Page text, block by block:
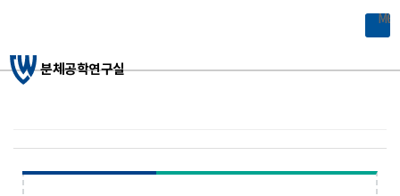
분체공학연구실
MOBILE